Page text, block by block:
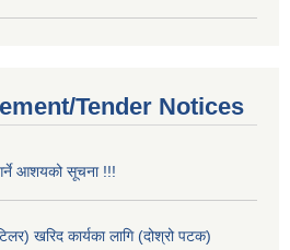
Tender Notices
आशयको सूचना !!!
खरिद कार्यका लागि (दोश्रो पटक)